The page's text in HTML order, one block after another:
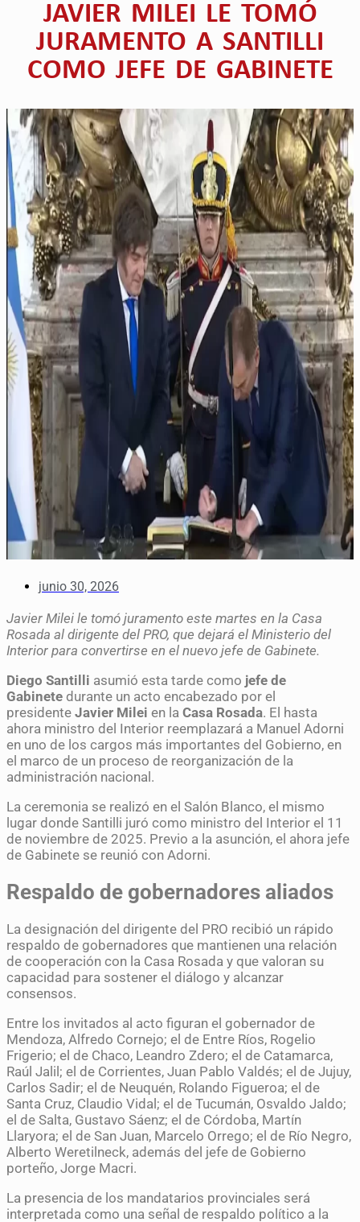
JAVIER MILEI LE TOMÓ
JURAMENTO A SANTILLI
COMO JEFE DE GABINETE
junio 30, 2026
Javier Milei le tomó juramento este martes en la Casa
Rosada al dirigente del PRO, que dejará el Ministerio del
Interior para convertirse en el nuevo jefe de Gabinete.
Diego Santilli asumió esta tarde como jefe de
Gabinete durante un acto encabezado por el
presidente Javier Milei en la Casa Rosada. El hasta
ahora ministro del Interior reemplazará a Manuel Adorni
en uno de los cargos más importantes del Gobierno, en
el marco de un proceso de reorganización de la
administración nacional.
La ceremonia se realizó en el Salón Blanco, el mismo
lugar donde Santilli juró como ministro del Interior el 11
de noviembre de 2025. Previo a la asunción, el ahora jefe
de Gabinete se reunió con Adorni.
Respaldo de gobernadores aliados
La designación del dirigente del PRO recibió un rápido
respaldo de gobernadores que mantienen una relación
de cooperación con la Casa Rosada y que valoran su
capacidad para sostener el diálogo y alcanzar
consensos.
Entre los invitados al acto figuran el gobernador de
Mendoza, Alfredo Cornejo; el de Entre Ríos, Rogelio
Frigerio; el de Chaco, Leandro Zdero; el de Catamarca,
Raúl Jalil; el de Corrientes, Juan Pablo Valdés; el de Jujuy,
Carlos Sadir; el de Neuquén, Rolando Figueroa; el de
Santa Cruz, Claudio Vidal; el de Tucumán, Osvaldo Jaldo;
el de Salta, Gustavo Sáenz; el de Córdoba, Martín
Llaryora; el de San Juan, Marcelo Orrego; el de Río Negro,
Alberto Weretilneck, además del jefe de Gobierno
porteño, Jorge Macri.
La presencia de los mandatarios provinciales será
interpretada como una señal de respaldo político a la